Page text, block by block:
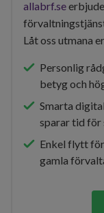
allabrf.se
Låt oss utmana
Personlig
betyg och
Smarta
sparar tid för
Enkel flytt
gamla